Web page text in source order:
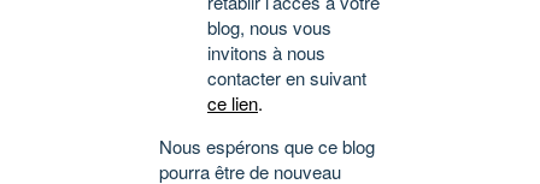
blog, nous vous
invitons à nous
contacter en suivant
ce lien.
Nous espérons que ce blog
pourra être de nouveau